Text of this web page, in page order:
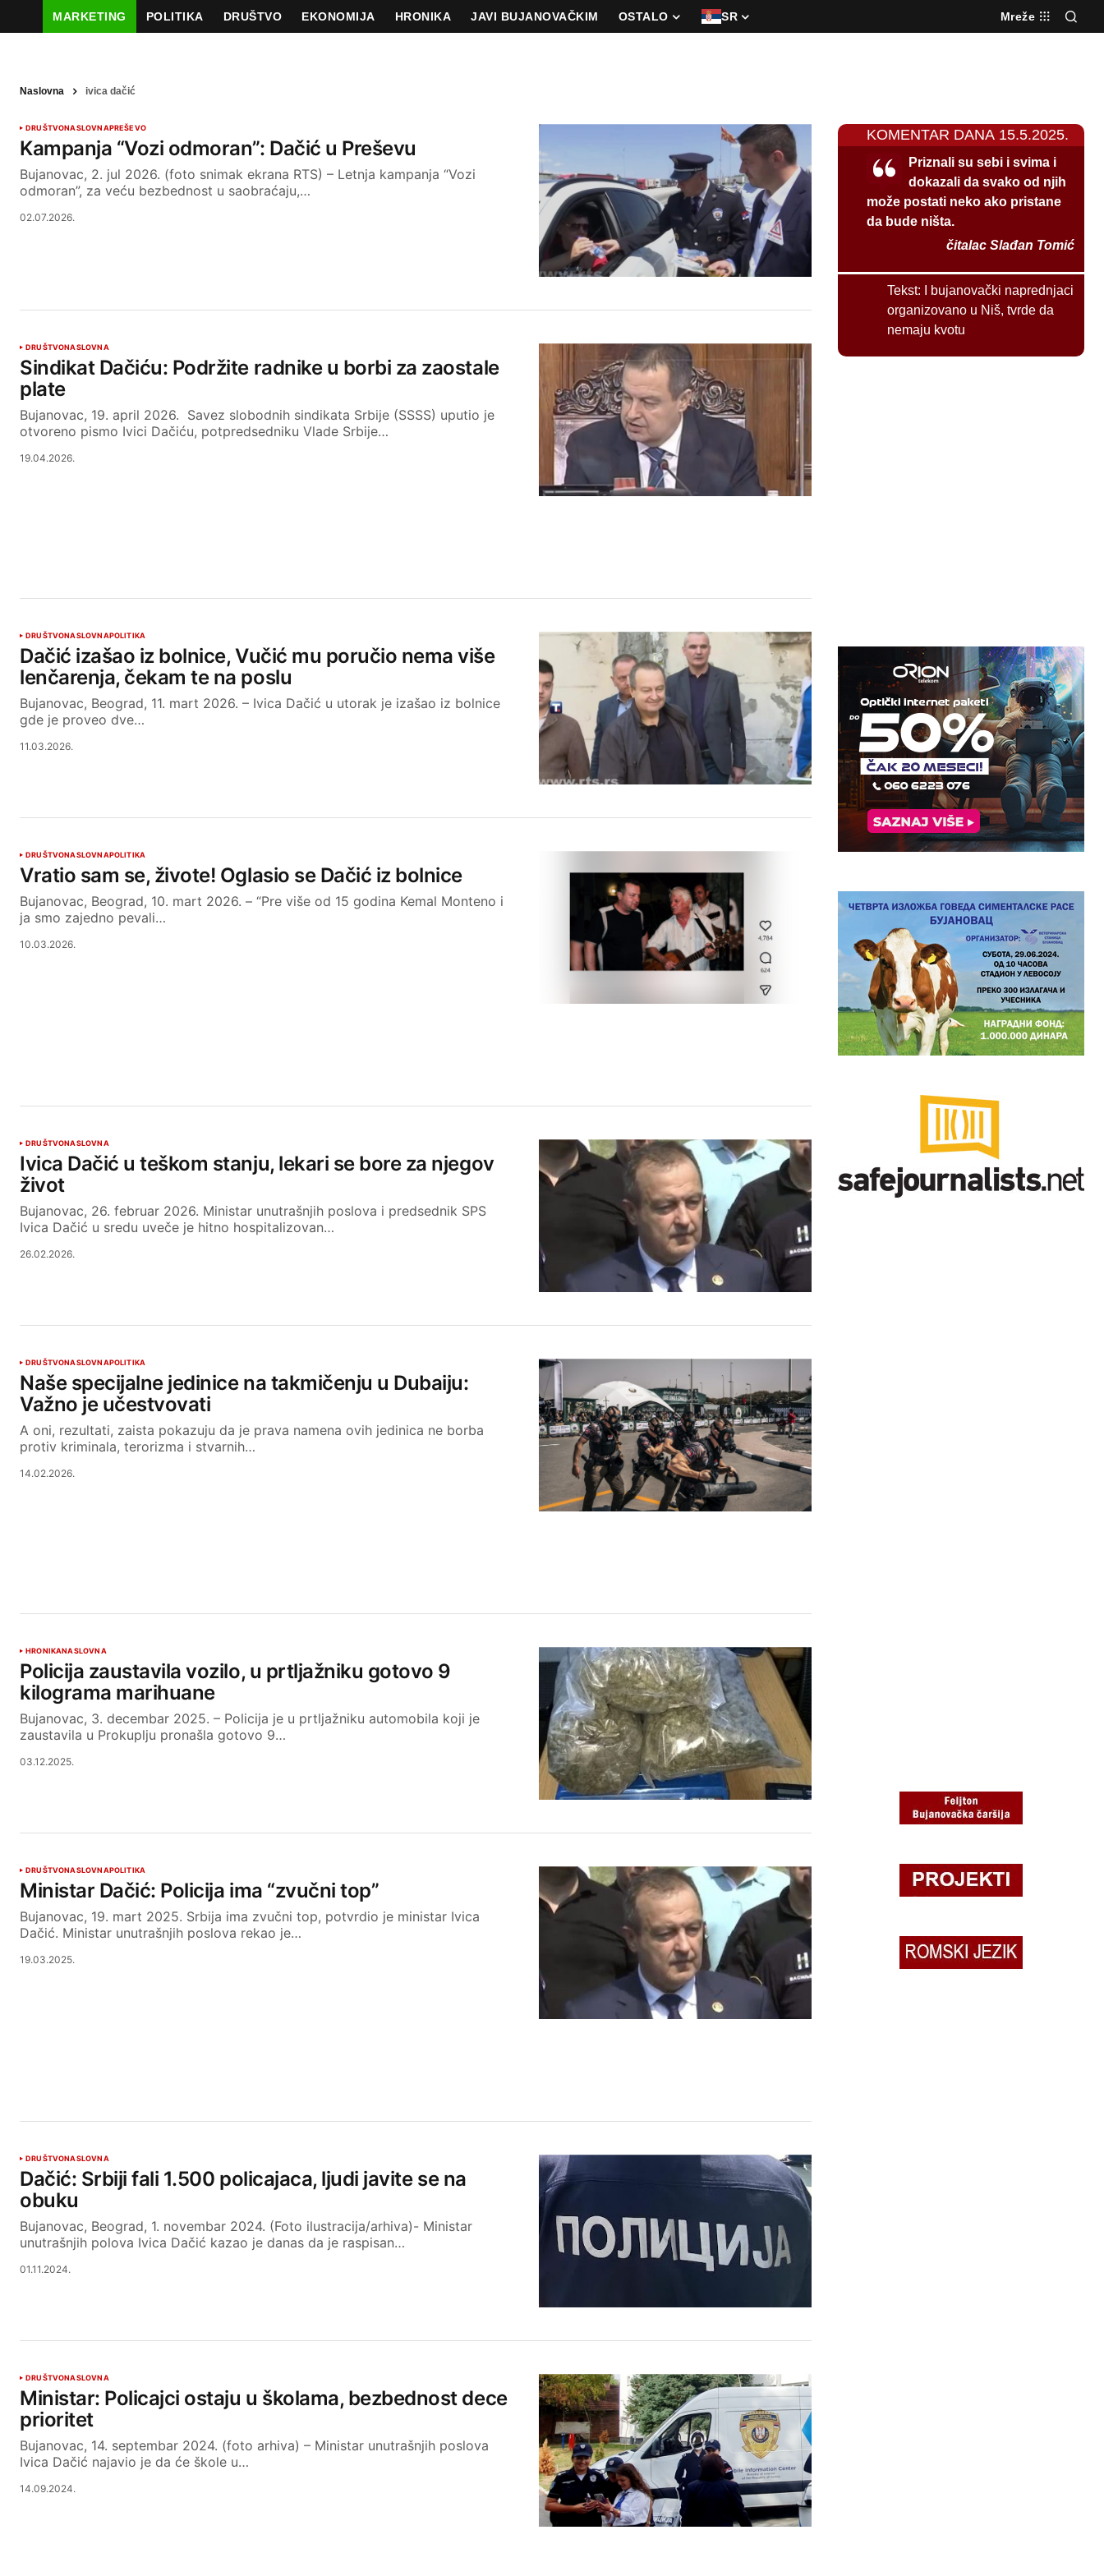
MARKETING POLITIKA DRUŠTVO EKONOMIJA HRONIKA JAVI BUJANOVAČKIM OSTALO SR Mreže
Naslovna ivica dačić
DRUŠTVONASLOVNAPREŠEVO
Kampanja “Vozi odmoran”: Dačić u Preševu
Bujanovac, 2. jul 2026. (foto snimak ekrana RTS) – Letnja kampanja “Vozi
odmoran”, za veću bezbednost u saobraćaju,…
02.07.2026.
DRUŠTVONASLOVNA
Sindikat Dačiću: Podržite radnike u borbi za zaostale
plate
Bujanovac, 19. april 2026. Savez slobodnih sindikata Srbije (SSSS) uputio je
otvoreno pismo Ivici Dačiću, potpredsedniku Vlade Srbije…
19.04.2026.
DRUŠTVONASLOVNAPOLITIKA
Dačić izašao iz bolnice, Vučić mu poručio nema više
lenčarenja, čekam te na poslu
Bujanovac, Beograd, 11. mart 2026. – Ivica Dačić u utorak je izašao iz bolnice
gde je proveo dve…
11.03.2026.
DRUŠTVONASLOVNAPOLITIKA
Vratio sam se, živote! Oglasio se Dačić iz bolnice
Bujanovac, Beograd, 10. mart 2026. – “Pre više od 15 godina Kemal Monteno i
ja smo zajedno pevali…
10.03.2026.
DRUŠTVONASLOVNA
Ivica Dačić u teškom stanju, lekari se bore za njegov
život
Bujanovac, 26. februar 2026. Ministar unutrašnjih poslova i predsednik SPS
Ivica Dačić u sredu uveče je hitno hospitalizovan…
26.02.2026.
DRUŠTVONASLOVNAPOLITIKA
Naše specijalne jedinice na takmičenju u Dubaiju:
Važno je učestvovati
A oni, rezultati, zaista pokazuju da je prava namena ovih jedinica ne borba
protiv kriminala, terorizma i stvarnih…
14.02.2026.
HRONIKANASLOVNA
Policija zaustavila vozilo, u prtljažniku gotovo 9
kilograma marihuane
Bujanovac, 3. decembar 2025. – Policija je u prtljažniku automobila koji je
zaustavila u Prokuplju pronašla gotovo 9…
03.12.2025.
DRUŠTVONASLOVNAPOLITIKA
Ministar Dačić: Policija ima “zvučni top”
Bujanovac, 19. mart 2025. Srbija ima zvučni top, potvrdio je ministar Ivica
Dačić. Ministar unutrašnjih poslova rekao je…
19.03.2025.
DRUŠTVONASLOVNA
Dačić: Srbiji fali 1.500 policajaca, ljudi javite se na
obuku
Bujanovac, Beograd, 1. novembar 2024. (Foto ilustracija/arhiva)- Ministar
unutrašnjih polova Ivica Dačić kazao je danas da je raspisan…
01.11.2024.
DRUŠTVONASLOVNA
Ministar: Policajci ostaju u školama, bezbednost dece
prioritet
Bujanovac, 14. septembar 2024. (foto arhiva) – Ministar unutrašnjih poslova
Ivica Dačić najavio je da će škole u…
14.09.2024.
KOMENTAR DANA 15.5.2025.
Priznali su sebi i svima i
dokazali da svako od njih
može postati neko ako pristane
da bude ništa.
čitalac Slađan Tomić
Tekst:
I bujanovački naprednjaci
organizovano u Niš, tvrde da
nemaju kvotu